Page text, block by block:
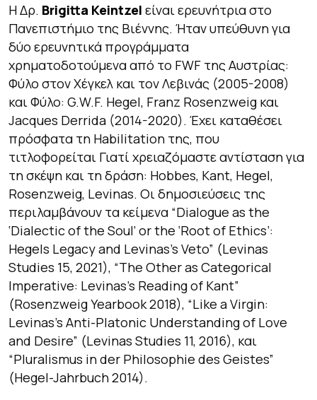
Η Δρ. Brigitta Keintzel είναι ερευνήτρια στο
Πανεπιστήμιο της Βιέννης. Ήταν υπεύθυνη για
δύο ερευνητικά προγράμματα
χρηματοδοτούμενα από το FWF της Αυστρίας:
Φύλο στον Χέγκελ και τον Λεβινάς (2005-2008)
και Φύλο: G.W.F. Hegel, Franz Rosenzweig και
Jacques Derrida (2014-2020). Έχει καταθέσει
πρόσφατα τη Habilitation της, που
τιτλοφορείται Γιατί χρειαζόμαστε αντίσταση για
τη σκέψη και τη δράση: Hobbes, Kant, Hegel,
Rosenzweig, Levinas. Οι δημοσιεύσεις της
περιλαμβάνουν τα κείμενα “Dialogue as the
‘Dialectic of the Soul’ or the ‘Root of Ethics’:
Hegels Legacy and Levinas’s Veto” (Levinas
Studies 15, 2021), “The Other as Categorical
Imperative: Levinas’s Reading of Kant”
(Rosenzweig Yearbook2018), “Like a Virgin:
Levinas’s Anti-Platonic Understanding of Love
and Desire” (Levinas Studies 11, 2016), και
“Pluralismus in der Philosophie des Geistes”
(Hegel-Jahrbuch2014).